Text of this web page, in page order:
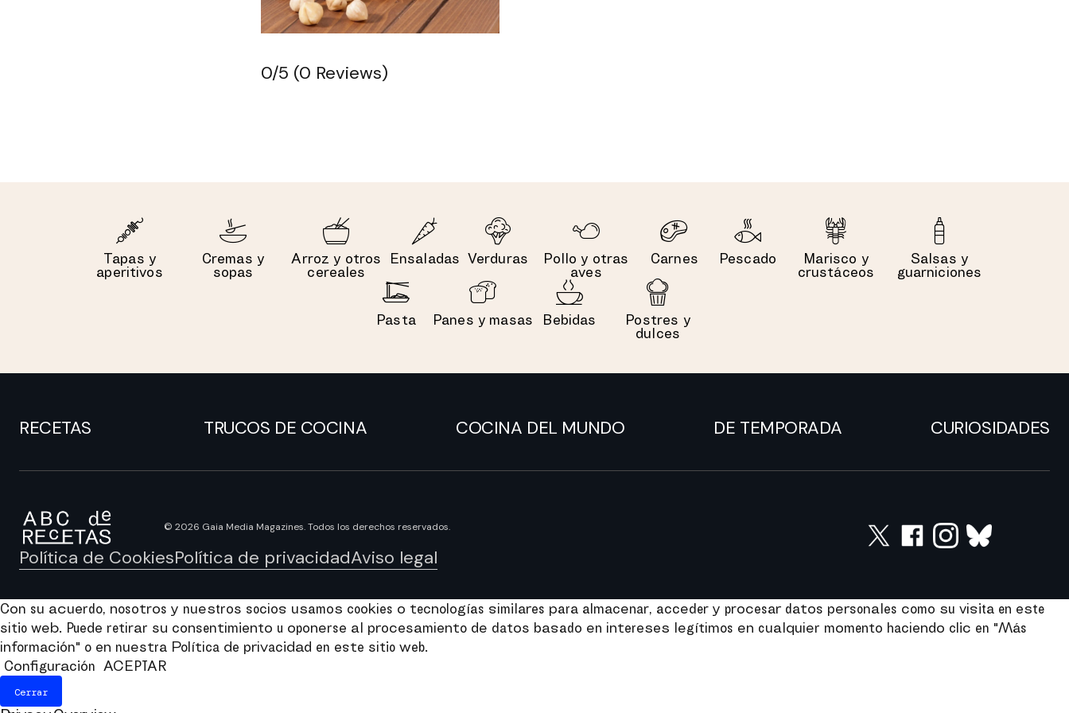
0/5 (0 Reviews)
Tapas y
aperitivos
Cremas y
sopas
Arroz y otros
cereales
Ensaladas Verduras
Pollo y otras
aves
Carnes Pescado
Marisco y
crustáceos
Salsas y
guarniciones
Pasta Panes y masas Bebidas
Postres y
dulces
RECETAS TRUCOS DE COCINA COCINA DEL MUNDO DE TEMPORADA CURIOSIDADES
© 2026 Gaia Media Magazines. Todos los derechos reservados.
Política de CookiesPolítica de privacidadAviso legal
Con su acuerdo, nosotros y nuestros socios usamos cookies o tecnologías similares para almacenar, acceder y procesar datos personales como su visita en este
sitio web. Puede retirar su consentimiento u oponerse al procesamiento de datos basado en intereses legítimos en cualquier momento haciendo clic en "Más
información" o en nuestra Política de privacidad en este sitio web.
Configuración
ACEPTAR
Cerrar